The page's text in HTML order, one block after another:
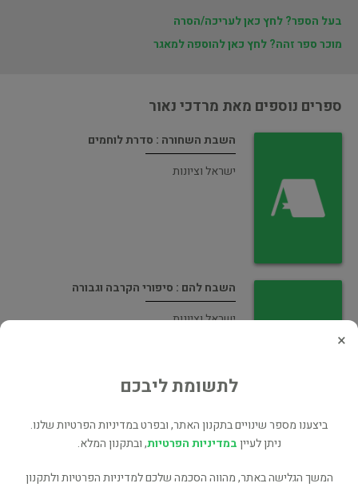
בעל הספר? לחץ כאן לעריכה/הסרה
מוכר ספר זהה? לחץ כאן להוספה למאגר
ספרים נוספים מאת מרדכי נאור
השבת השחורה : סדרת לוחמים
ישראל וציונות
השבח להם : סיפורי הקרבה וגבורה
ישראל וציונות
ימי יוני : תאורים מן המלחמה 1967
×
לתשומת ליבכם
ביצענו מספר שינויים בתקנון האתר, ובפרט במדיניות הפרטיות שלנו.
ניתן לעייןבמדיניות הפרטיות, ובתקנון המלא.
המשך הגלישה באתר, מהווה הסכמה שלכם למדיניות הפרטיות ולתקנון